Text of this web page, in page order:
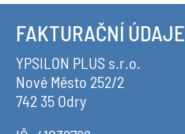
FAKTURAČNÍ ÚDAJE
YPSILON PLUS s.r.o.
Nové Město 252/2
742 35 Odry